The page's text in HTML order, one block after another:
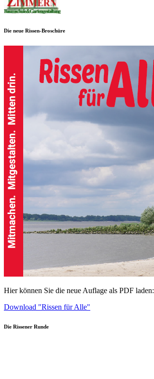
Die neue Rissen-Broschüre
Hier können Sie die neue Auflage als PDF laden:
Download "Rissen für Alle"
Die Rissener Runde